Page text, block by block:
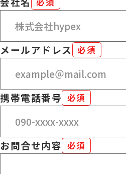
メールアドレス 必須
携帯電話番号 必須
お問合せ内容 必須